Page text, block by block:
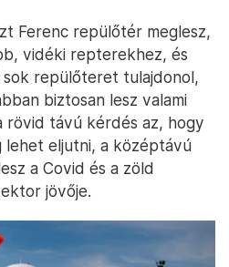
Ferenc repülőtér meglesz,
vidéki repterekhez, és
sok repülőteret tulajdonol,
biztosan lesz valami
rövid távú kérdés az, hogy
lehet eljutni, a középtávú
a Covid és a zöld
jövője.